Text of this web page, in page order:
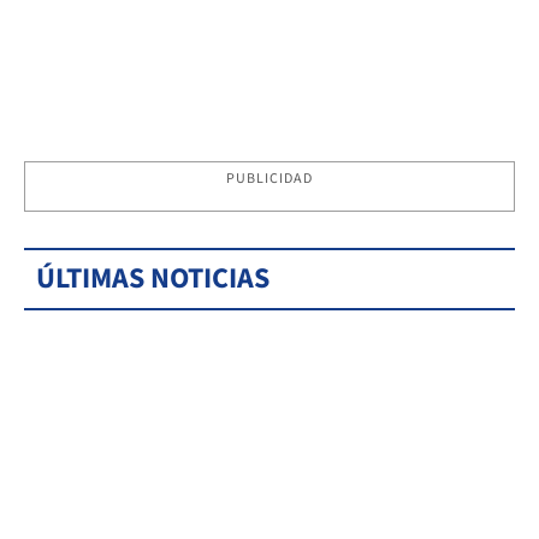
PUBLICIDAD
ÚLTIMAS NOTICIAS